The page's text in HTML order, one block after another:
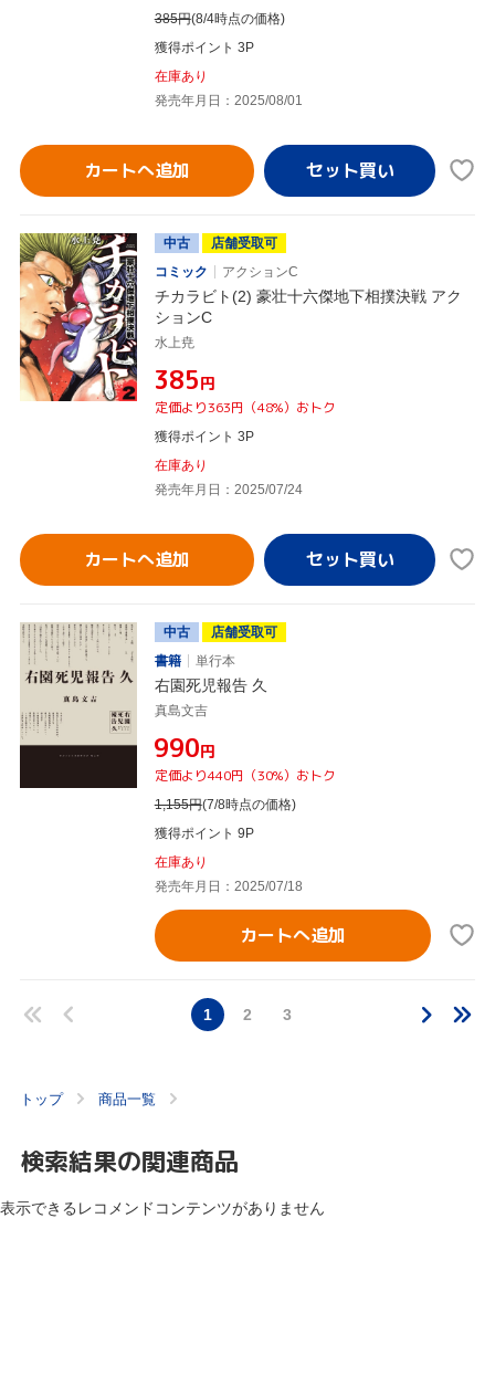
385円(8/4時点の価格)
獲得ポイント 3P
在庫あり
発売年月日：2025/08/01
カートへ追加
中古
店舗受取可
コミック
アクションC
チカラビト(2) 豪壮十六傑地下相撲決戦 アク
ションC
水上尭
¥385円
定価より363円（48%）おトク
獲得ポイント 3P
在庫あり
発売年月日：2025/07/24
カートへ追加
中古
店舗受取可
書籍
単行本
右園死児報告 久
真島文吉
¥990円
定価より440円（30%）おトク
1,155円(7/8時点の価格)
獲得ポイント 9P
在庫あり
発売年月日：2025/07/18
カートへ追加
1 2 3
トップ 商品一覧
検索結果の関連商品
表示できるレコメンドコンテンツがありません